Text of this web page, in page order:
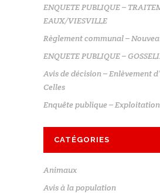
ENQUETE PUBLIQUE –
EAUX/VIESVILLE
Règlement communal –
ENQUETE PUBLIQUE –
Avis de décision – Enlèvement
Celles
Enquête publique –
CATÉGORIES
Animaux
Avis à la population